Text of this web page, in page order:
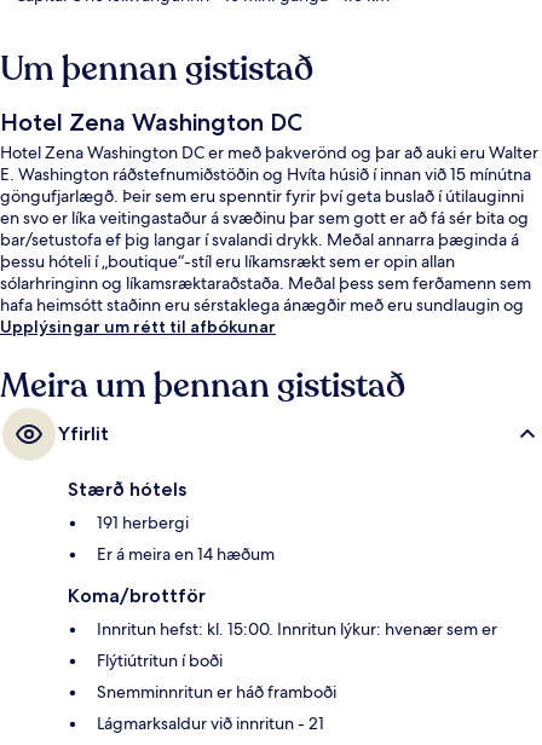
Um þennan gististað
Hotel Zena Washington DC
Hotel Zena Washington DC er með þakverönd og þar að auki eru Walter
E. Washington ráðstefnumiðstöðin og Hvíta húsið í innan við 15 mínútna
göngufjarlægð. Þeir sem eru spenntir fyrir því geta buslað í útilauginni
en svo er líka veitingastaður á svæðinu þar sem gott er að fá sér bita og
bar/setustofa ef þig langar í svalandi drykk. Meðal annarra þæginda á
þessu hóteli í „boutique“-stíl eru líkamsrækt sem er opin allan
sólarhringinn og líkamsræktaraðstaða. Meðal þess sem ferðamenn sem
hafa heimsótt staðinn eru sérstaklega ánægðir með eru sundlaugin og
þægileg rúm. Það er ekki langt að fara til að komast í
göngufjarlægð og Farragut North lestarstöðin í 10 mínútna.
Upplýsingar um rétt til afbókunar
Meira um þennan gististað
Yfirlit
Stærð hótels
191 herbergi
Er á meira en 14 hæðum
Koma/brottför
Innritun hefst: kl. 15:00. Innritun lýkur: hvenær sem er
Flýtiútritun í boði
Snemminnritun er háð framboði
Lágmarksaldur við innritun - 21